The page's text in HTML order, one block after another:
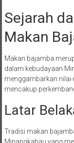
Sejarah
Makan
Makan bajamba
dalam kebudayaan
menggambarkan
mencakup
Latar
Tradisi makan
Minangkabau yang